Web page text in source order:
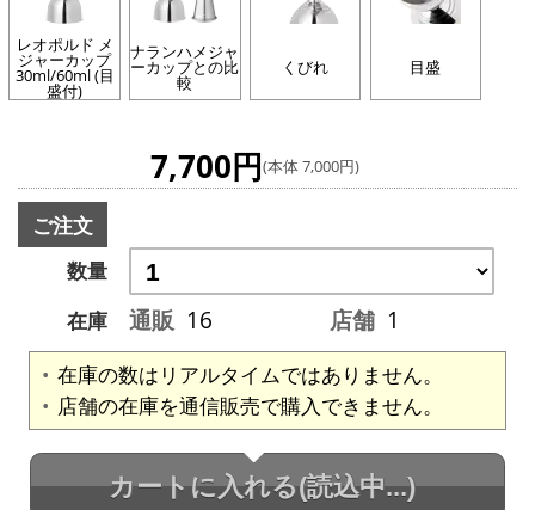
レオポルド メ
ジャーカップ
30ml/60ml (目
盛付)
ナランハメジャ
ーカップとの比
較
くびれ 目盛
7,700円(本体 7,000円)
ご注文
数量
在庫
通販 16 店舗 1
在庫の数はリアルタイムではありません。
店舗の在庫を通信販売で購入できません。
カートに入れる(読込中...)